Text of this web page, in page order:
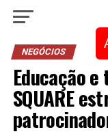
NEGÓCIOS
Educação
SQUARE